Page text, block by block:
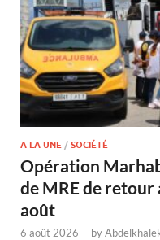
A LA UNE / SOCIÉTÉ
Opération
de MRE de retour
août
6 août 2026 - by